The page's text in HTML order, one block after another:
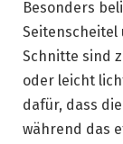
Besonders
Seitenscheitel
Schnitte sind
oder leicht
dafür, dass
während das